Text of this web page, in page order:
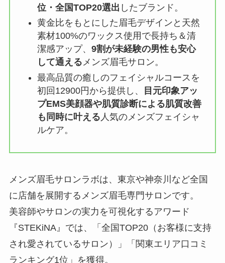
位・全国TOP20選出 したブランド。
黄金比をもとにした眉毛デザインと天然
素材100%のワックス使用で長持ち＆清
潔感アップ、 9割が未経験の男性も安心
して通えるメンズ眉毛サロン。
最高品質の癒しのフェイシャルコースを
初回12900円から提供し、
目元印象アッ
プEMS美顔器や肌質診断による肌質改善
も同時に叶える 人気のメンズフェイシャ
ルケア。
メンズ眉毛サロンラボは、東京や神奈川など全国
に店舗を展開するメンズ眉毛専門サロンです。
美容師やサロンの実力を可視化するアワード
『STEKiNA』では、「全国TOP20（お客様に支持
され愛されているサロン）」「関東エリア口コミ
ランキング1位」を獲得。